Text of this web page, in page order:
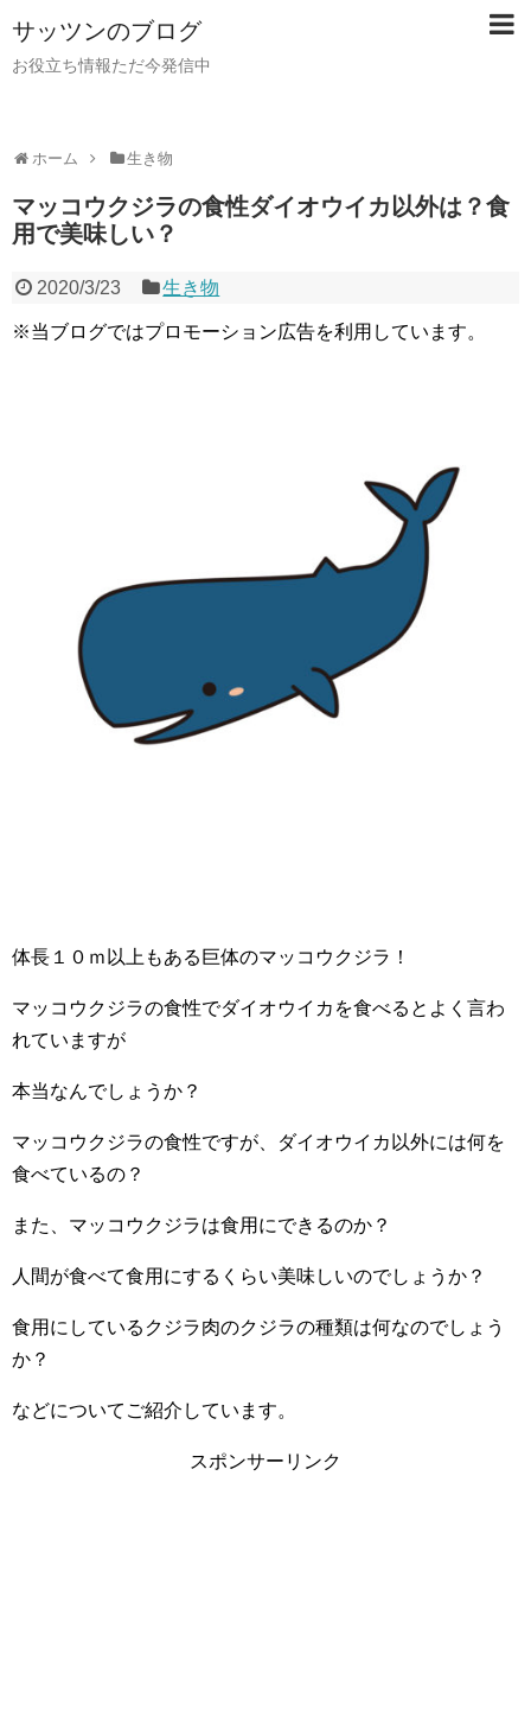
サッツンのブログ
お役立ち情報ただ今発信中
ホーム 生き物
マッコウクジラの食性ダイオウイカ以外は？食
用で美味しい？
2020/3/23 生き物
※当ブログではプロモーション広告を利用しています。
体長１０ｍ以上もある巨体のマッコウクジラ！
マッコウクジラの食性でダイオウイカを食べるとよく言わ
れていますが
本当なんでしょうか？
マッコウクジラの食性ですが、ダイオウイカ以外には何を
食べているの？
また、マッコウクジラは食用にできるのか？
人間が食べて食用にするくらい美味しいのでしょうか？
食用にしているクジラ肉のクジラの種類は何なのでしょう
か？
などについてご紹介しています。
スポンサーリンク